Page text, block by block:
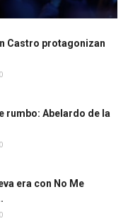
Castro protagonizan
0
rumbo: Abelardo de la
0
era con No Me
0